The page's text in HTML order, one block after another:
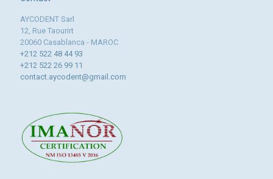
AYCODENT Sarl
12, Rue Taourirt
20060 Casablanca - MAROC
+212 522 48 44 93
+212 522 26 99 11
contact.aycodent@gmail.com